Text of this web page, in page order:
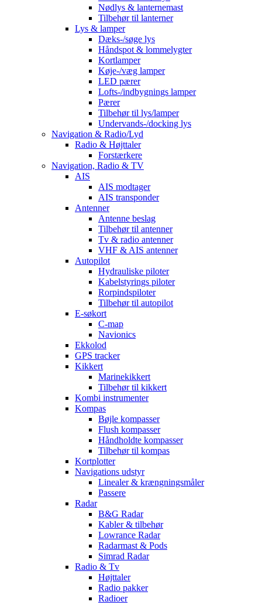
Nødlys & lanternemast
Tilbehør til lanterner
Lys & lamper
Dæks-/søge lys
Håndspot & lommelygter
Kortlamper
Køje-/væg lamper
LED pærer
Lofts-/indbygnings lamper
Pærer
Tilbehør til lys/lamper
Undervands-/docking lys
Navigation & Radio/Lyd
Radio & Højttaler
Forstærkere
Navigation, Radio & TV
AIS
AIS modtager
AIS transponder
Antenner
Antenne beslag
Tilbehør til antenner
Tv & radio antenner
VHF & AIS antenner
Autopilot
Hydrauliske piloter
Kabelstyrings piloter
Rorpindspiloter
Tilbehør til autopilot
E-søkort
C-map
Navionics
Ekkolod
GPS tracker
Kikkert
Marinekikkert
Tilbehør til kikkert
Kombi instrumenter
Kompas
Bøjle kompasser
Flush kompasser
Håndholdte kompasser
Tilbehør til kompas
Kortplotter
Navigations udstyr
Linealer & krængningsmåler
Passere
Radar
B&G Radar
Kabler & tilbehør
Lowrance Radar
Radarmast & Pods
Simrad Radar
Radio & Tv
Højttaler
Radio pakker
Radioer